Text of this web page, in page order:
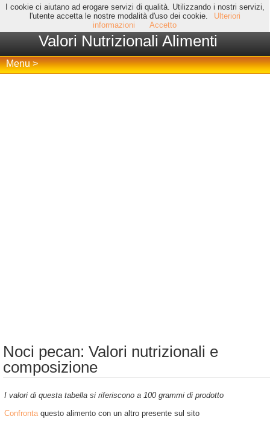
I cookie ci aiutano ad erogare servizi di qualità. Utilizzando i nostri servizi,
l'utente accetta le nostre modalità d'uso dei cookie.
Ulteriori
informazioni
Accetto
Valori Nutrizionali Alimenti
Menu >
Noci pecan: Valori nutrizionali e
composizione
I valori di questa tabella si riferiscono a 100 grammi di prodotto
Confrontaquesto alimento con un altro presente sul sito